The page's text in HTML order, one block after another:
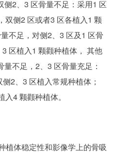
2、3 区骨量不足：采用1 区
双侧2 区或者3 区各植入1 颗
不足，对侧2、3 区及1 区骨
区植入1 颗颧种植体， 其他
不足，2、3 区骨量充足：
2、3 区植入常规种植体；
4 颗颧种植体。
植体稳定性和影像学上的骨吸